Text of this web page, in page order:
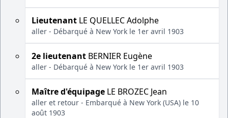
Lieutenant LE QUELLEC Adolphe
aller - Débarqué à New York le 1er avril 1903
2e lieutenant BERNIER Eugène
aller - Débarqué à New York le 1er avril 1903
Maître d'équipage LE BROZEC Jean
aller et retour - Embarqué à New York (USA) le 10
août 1903